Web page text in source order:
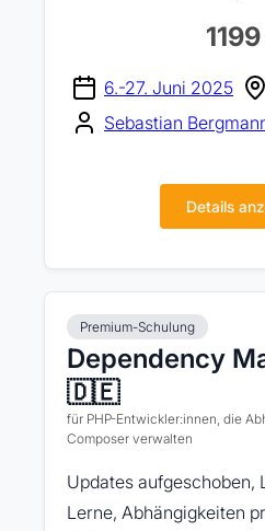
6.-27. Juni 2025
Sebastian
Details
Premium-Schulung
Dependency
🇩🇪
für PHP-Entwickler:innen, die
Composer verwalten
Updates aufgeschoben,
Lerne, Abhängigkeiten